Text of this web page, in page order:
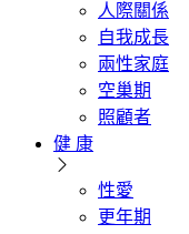
人際關係
自我成長
兩性家庭
空巢期
照顧者
健 康
性愛
更年期